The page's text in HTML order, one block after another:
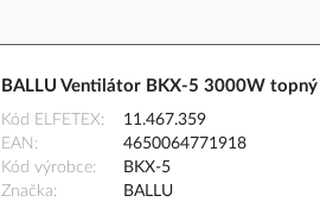
BALLU Ventilátor BKX-5 3000W topný
Kód ELFETEX
11.467.359
EAN
4650064771918
Kód výrobce
BKX-5
Značka
BALLU